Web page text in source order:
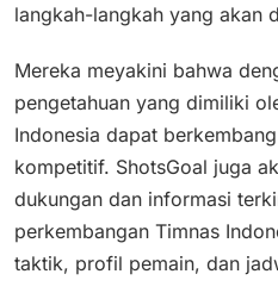
langkah-langkah yang akan
Mereka meyakini bahwa
pengetahuan yang dimiliki
Indonesia dapat
kompetitif. ShotsGoal juga
dukungan dan informasi
perkembangan Timnas
taktik, profil pemain, dan